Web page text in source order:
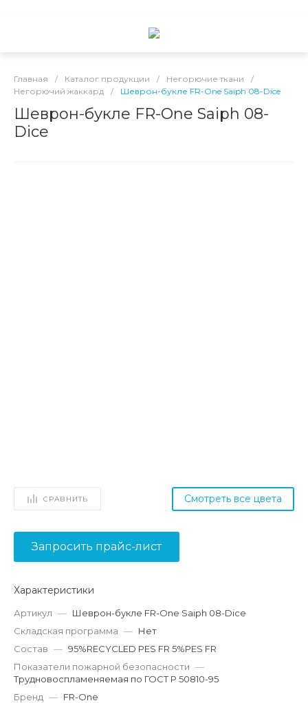
Главная / Каталог продукции / Негорючие ткани
/
Негорючий жаккард
/ Шеврон-букле FR-One Saiph 08-Dice
Шеврон-букле FR-One Saiph 08-
Dice
СРАВНИТЬ Смотреть все цвета
Запросить прайс-лист
Характеристики
Артикул — Шеврон-букле FR-One Saiph 08-Dice
Складская программа — Нет
Состав — 95%RECYCLED PES FR 5%PES FR
Показатели пожарной безопасности —
Трудновоспламеняемая по ГОСТ Р 50810-95
Бренд — FR-One